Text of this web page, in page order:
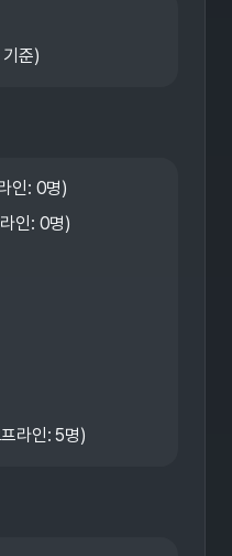
준)
인: 0명)
인: 0명)
라인:5명)